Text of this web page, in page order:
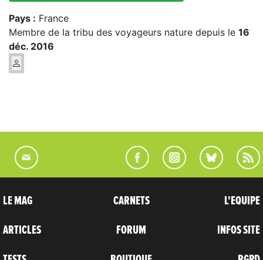
Pays : France
Membre de la tribu des voyageurs nature depuis le 16
déc. 2016
LE MAG
ARTICLES
CARNETS
FORUM
L'EQUIPE
INFOS SITE